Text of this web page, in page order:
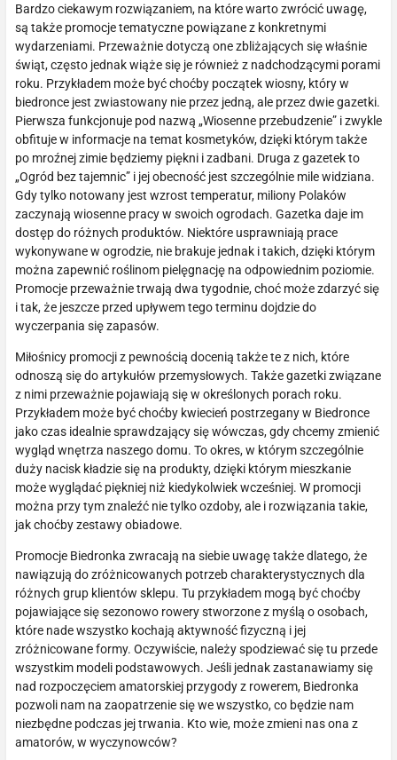
Bardzo ciekawym rozwiązaniem, na które warto zwrócić uwagę,
są także promocje tematyczne powiązane z konkretnymi
wydarzeniami. Przeważnie dotyczą one zbliżających się właśnie
świąt, często jednak wiąże się je również z nadchodzącymi porami
roku. Przykładem może być choćby początek wiosny, który w
biedronce jest zwiastowany nie przez jedną, ale przez dwie gazetki.
Pierwsza funkcjonuje pod nazwą „Wiosenne przebudzenie” i zwykle
obfituje w informacje na temat kosmetyków, dzięki którym także
po mroźnej zimie będziemy piękni i zadbani. Druga z gazetek to
„Ogród bez tajemnic” i jej obecność jest szczególnie mile widziana.
Gdy tylko notowany jest wzrost temperatur, miliony Polaków
zaczynają wiosenne pracy w swoich ogrodach. Gazetka daje im
dostęp do różnych produktów. Niektóre usprawniają prace
wykonywane w ogrodzie, nie brakuje jednak i takich, dzięki którym
można zapewnić roślinom pielęgnację na odpowiednim poziomie.
Promocje przeważnie trwają dwa tygodnie, choć może zdarzyć się
i tak, że jeszcze przed upływem tego terminu dojdzie do
wyczerpania się zapasów.
Miłośnicy promocji z pewnością docenią także te z nich, które
odnoszą się do artykułów przemysłowych. Także gazetki związane
z nimi przeważnie pojawiają się w określonych porach roku.
Przykładem może być choćby kwiecień postrzegany w Biedronce
jako czas idealnie sprawdzający się wówczas, gdy chcemy zmienić
wygląd wnętrza naszego domu. To okres, w którym szczególnie
duży nacisk kładzie się na produkty, dzięki którym mieszkanie
może wyglądać piękniej niż kiedykolwiek wcześniej. W promocji
można przy tym znaleźć nie tylko ozdoby, ale i rozwiązania takie,
jak choćby zestawy obiadowe.
Promocje Biedronka zwracają na siebie uwagę także dlatego, że
nawiązują do zróżnicowanych potrzeb charakterystycznych dla
różnych grup klientów sklepu. Tu przykładem mogą być choćby
pojawiające się sezonowo rowery stworzone z myślą o osobach,
które nade wszystko kochają aktywność fizyczną i jej
zróżnicowane formy. Oczywiście, należy spodziewać się tu przede
wszystkim modeli podstawowych. Jeśli jednak zastanawiamy się
nad rozpoczęciem amatorskiej przygody z rowerem, Biedronka
pozwoli nam na zaopatrzenie się we wszystko, co będzie nam
niezbędne podczas jej trwania. Kto wie, może zmieni nas ona z
amatorów, w wyczynowców?